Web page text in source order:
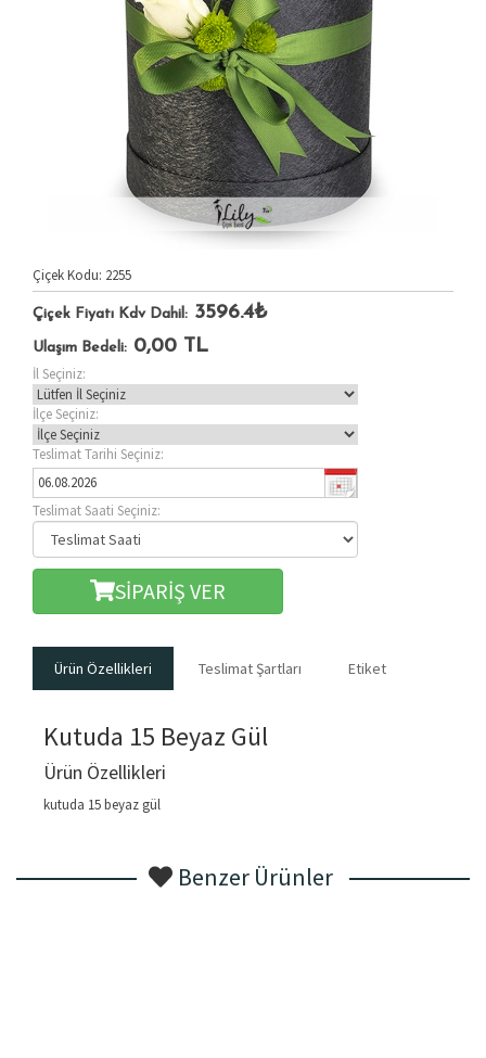
Çiçek Kodu: 2255
Çiçek Fiyatı Kdv Dahil: 3596.4₺
Ulaşım Bedeli: 0,00 TL
İl Seçiniz:
İlçe Seçiniz:
Teslimat Tarihi Seçiniz:
Teslimat Saati Seçiniz:
SİPARİŞ VER
Ürün Özellikleri Teslimat Şartları Etiket
Kutuda 15 Beyaz Gül
Ürün Özellikleri
kutuda 15 beyaz gül
Benzer Ürünler